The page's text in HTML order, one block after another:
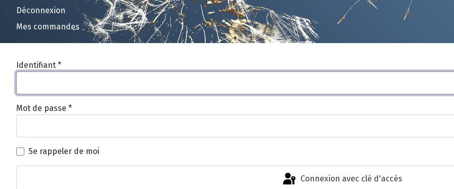
Déconnexion
Mes commandes
Identifiant *
Mot de passe *
Se rappeler de moi
Connexion avec clé d'accès